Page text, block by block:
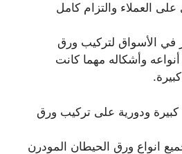
على العملاء والتزام كامل
في الأسواق لتركيب ورق
وأشكاله مهما كانت
ودورية على تركيب ورق
انواع ورق الحيطان المودرن